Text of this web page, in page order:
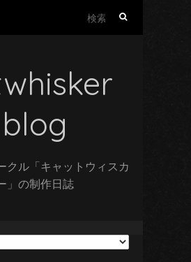
blog
クル「キャットウィスカ
」の制作日誌